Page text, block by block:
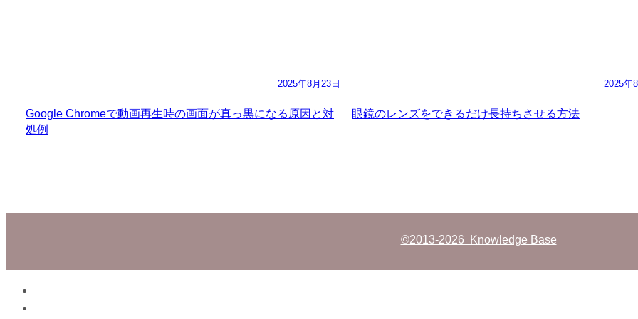
2025年8月23日
Google Chromeで動画再生時の画面が真っ黒になる原因と対
処例
2025年
眼鏡のレンズをできるだけ長持ちさせる方法
©2013-2026 Knowledge Base